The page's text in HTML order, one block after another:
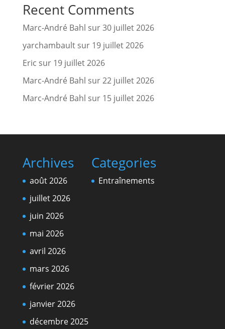
Recent Comments
Marc-André Bahl sur30 juillet 2026
yarchambaultsur 19 juillet 2026
Eric sur 19 juillet 2026
Marc-André Bahl sur22 juillet 2026
Marc-André Bahl sur 15 juillet 2026
Archives
août 2026
juillet 2026
juin 2026
mai 2026
avril 2026
mars 2026
février 2026
janvier 2026
décembre 2025
Categories
Entraînements